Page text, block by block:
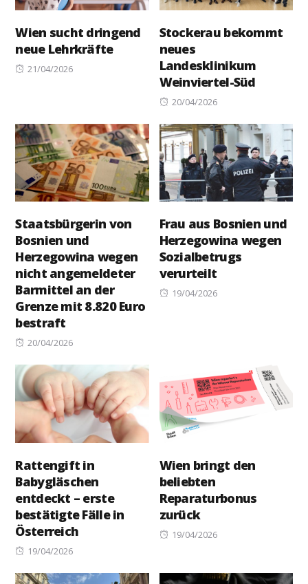
Wien sucht dringend
neue Lehrkräfte
Posted
21/04/2026
Stockerau bekommt
neues
Landesklinikum
Weinviertel-Süd
Posted
20/04/2026
Staatsbürgerin von
Bosnien und
Herzegowina wegen
nicht angemeldeter
Barmittel an der
Grenze mit 8.820 Euro
bestraft
Posted
20/04/2026
Frau aus Bosnien und
Herzegowina wegen
Sozialbetrugs
verurteilt
Posted
19/04/2026
Rattengift in
Babygläschen
entdeckt – erste
bestätigte Fälle in
Österreich
Posted
19/04/2026
Wien bringt den
beliebten
Reparaturbonus
zurück
Posted
19/04/2026